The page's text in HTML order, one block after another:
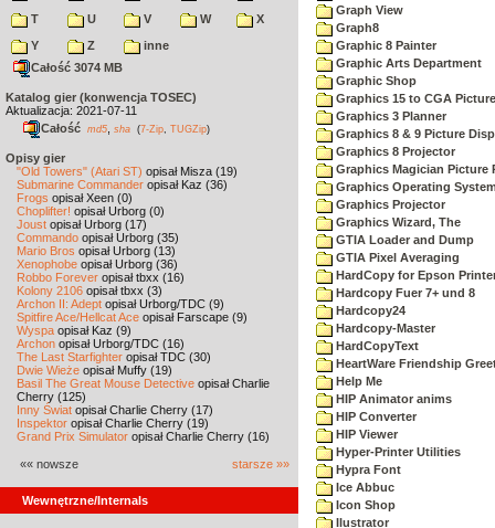
T
U V W
X
Y
Z
inne
Całość 3074 MB
Katalog gier (konwencja TOSEC)
Aktualizacja: 2021-07-11
Całość md5 sha (7-Zip TUGZip)
Opisy gier
"Old Towers" (Atari ST) opisał Misza (19)
Submarine Commander opisał Kaz (36)
Frogs opisał Xeen (0)
Choplifter! opisał Urborg (0)
Joust opisał Urborg (17)
Commando opisał Urborg (35)
Mario Bros opisał Urborg (13)
Xenophobe opisał Urborg (36)
Robbo Forever opisał tbxx (16)
Kolony 2106 opisał tbxx (3)
Archon II: Adept opisał Urborg/TDC (9)
Spitfire Ace/Hellcat Ace opisał Farscape (9)
Wyspa opisał Kaz (9)
Archon opisał Urborg/TDC (16)
The Last Starfighter opisał TDC (30)
Dwie Wieże opisał Muffy (19)
Basil The Great Mouse Detective opisał Charlie
Cherry (125)
Inny Świat opisał Charlie Cherry (17)
Inspektor opisał Charlie Cherry (19)
Grand Prix Simulator opisał Charlie Cherry (16)
«« nowsze starsze »»
Wewnętrzne/Internals
Graph View
Graph8
Graphic 8 Painter
Graphic Arts Department
Graphic Shop
Graphics 15 to CGA
Graphics 3 Planner
Graphics 8 & 9 Picture
Graphics 8 Projector
Graphics Magician Picture
Graphics Operating
Graphics Projector
Graphics Wizard, The
GTIA Loader and Dump
GTIA Pixel Averaging
HardCopy for Epson
Hardcopy Fuer 7+ und 8
Hardcopy24
Hardcopy-Master
HardCopyText
HeartWare Friendship
Help Me
HIP Animator anims
HIP Converter
HIP Viewer
Hyper-Printer Utilities
Hypra Font
Ice Abbuc
Icon Shop
Ilustrator